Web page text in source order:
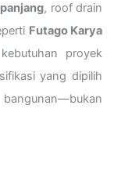
, roof drain
Futago Karya
proyek
yang dipilih